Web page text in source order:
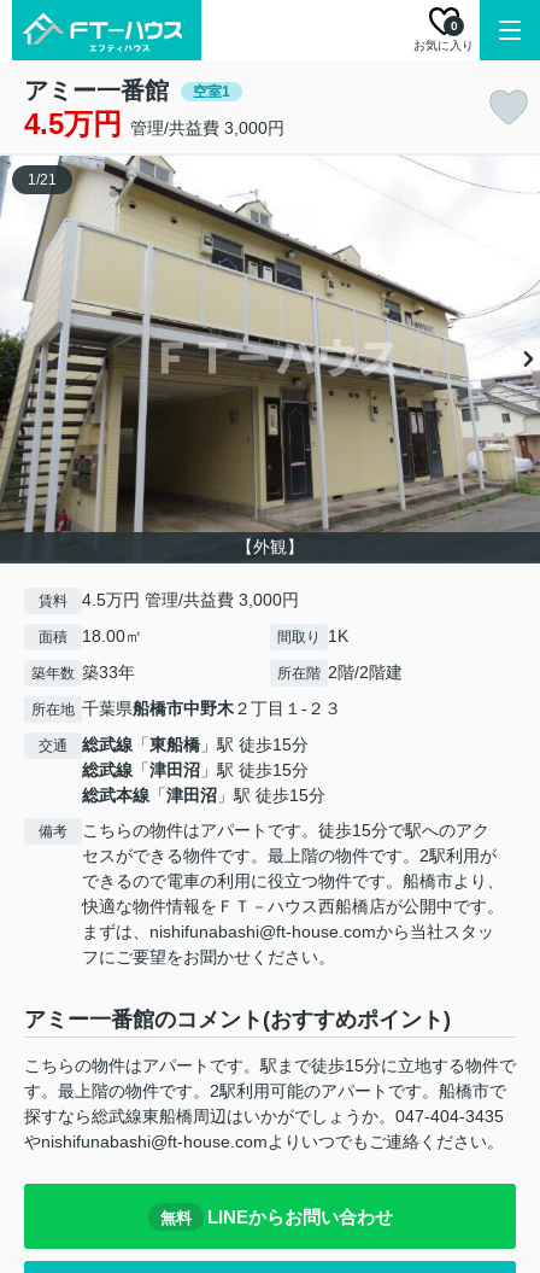
お気に入り
0
アミー一番館 空室1
4.5万円 管理/共益費 3,000円
【外観】
1/21
賃料 4.5万円 管理/共益費 3,000円
面積 18.00㎡ 間取り 1K
築年数 築33年 所在階 2階/2階建
所在地 千葉県船橋市中野木２丁目１-２３
交通 総武線 「東船橋 」駅 徒歩15分
総武線 「津田沼 」駅 徒歩15分
総武本線 「津田沼 」駅 徒歩15分
備考
こちらの物件はアパートです。徒歩15分で駅へのアク
セスができる物件です。最上階の物件です。2駅利用が
できるので電車の利用に役立つ物件です。船橋市より、
快適な物件情報をＦＴ－ハウス西船橋店が公開中です。
まずは、nishifunabashi@ft-house.comから当社スタッ
フにご要望をお聞かせください。
アミー一番館のコメント(おすすめポイント)
こちらの物件はアパートです。駅まで徒歩15分に立地する物件で
す。最上階の物件です。2駅利用可能のアパートです。船橋市で
探すなら総武線東船橋周辺はいかがでしょうか。047-404-3435
やnishifunabashi@ft-house.comよりいつでもご連絡ください。
無料 LINEからお問い合わせ